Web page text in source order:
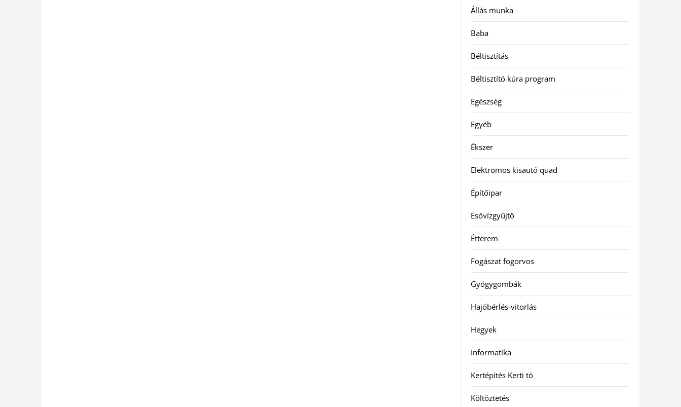
Állás munka
Baba
Béltisztítás
Béltisztító kúra program
Egészség
Egyéb
Ékszer
Elektromos kisautó quad
Építőipar
Esővízgyűjtő
Étterem
Fogászat fogorvos
Gyógygombák
Hajóbérlés-vitorlás
Hegyek
Informatika
Kertépítés Kerti tó
Költöztetés